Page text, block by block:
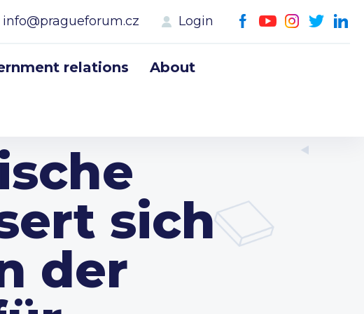
info@pragueforum.cz Login
relations About
sich
der